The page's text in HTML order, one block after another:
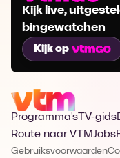
Kijk live,
bingewatchen
Kijk op
Programma's TV-gids
Route naar VTMJobs
Gebruiksvoorwaarden